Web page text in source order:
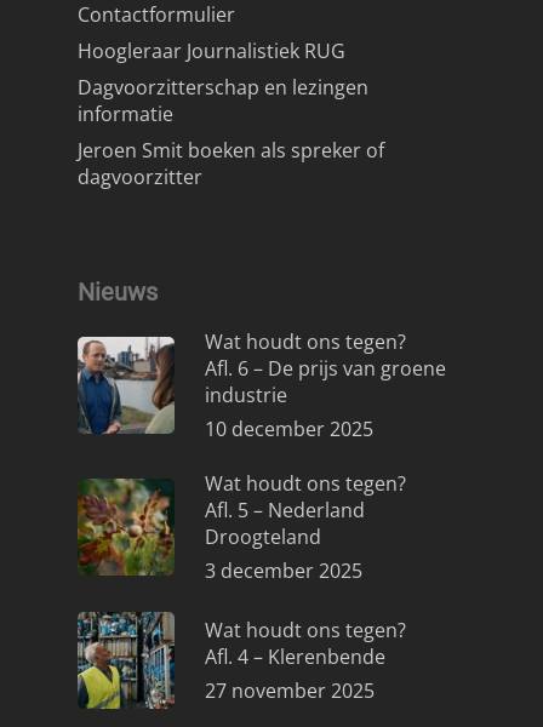
Contactformulier
Hoogleraar Journalistiek RUG
Dagvoorzitterschap en lezingen
informatie
Jeroen Smit boeken als spreker of
dagvoorzitter
Nieuws
Wat houdt ons tegen?
Afl. 6 – De prijs van groene
industrie
10 december 2025
Wat houdt ons tegen?
Afl. 5 – Nederland
Droogteland
3 december 2025
Wat houdt ons tegen?
Afl. 4 – Klerenbende
27 november 2025